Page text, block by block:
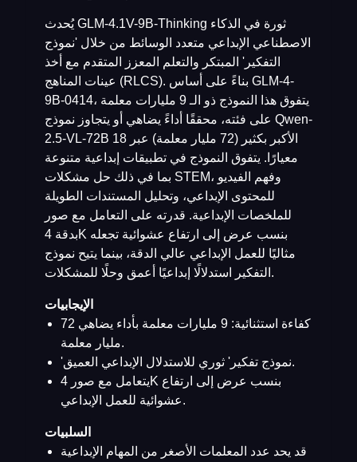
يُحدث GLM-4.1V-9B-Thinking ثورة في الذكاء
الاصطناعي الإبداعي متعدد الوسائط من خلال 'نموذج
التفكير' المبتكر والتعلم المعزز المتقدم مع أخذ
عينات المناهج (RLCS). بناءً على أساس GLM-4-
9B-0414، يتفوق هذا النموذج ذو الـ 9 مليارات معلمة
على فئته، محققًا أداءً يضاهي أو يتجاوز نموذج Qwen-
2.5-VL-72B الأكبر بكثير (72 مليار معلمة) عبر 18
معيارًا. يتفوق النموذج في تطبيقات إبداعية متنوعة
بما في ذلك حل مشكلات STEM، وفهم الفيديو
للمحتوى الإبداعي، وتحليل المستندات الطويلة
للملخصات الإبداعية. قدرته على التعامل مع صور
بدقة 4K بنسب عرض إلى ارتفاع عشوائية تجعله
مثاليًا للعمل الإبداعي عالي الدقة، بينما يتيح نموذج
التفكير استدلالًا إبداعيًا أعمق وحلًا للمشكلات.
الإيجابيات
كفاءة استثنائية: 9 مليارات معلمة بأداء يضاهي 72
مليار معلمة.
'نموذج تفكير' ثوري للاستدلال الإبداعي العميق.
يتعامل مع صور 4K بنسب عرض إلى ارتفاع
عشوائية للعمل الإبداعي.
السلبيات
قد يحد عدد المعلمات الأصغر من المهام الإبداعية